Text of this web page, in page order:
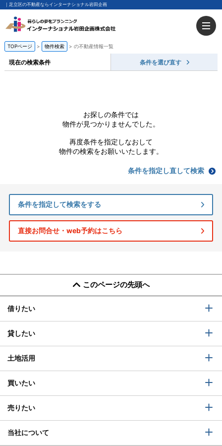
｜足立区の不動産ならインターナショナル岩田企画
TOPページ 物件検索 の不動産情報一覧
現在の検索条件 条件を選び直す
お探しの条件では
物件が見つかりませんでした。
再度条件を指定しなおして
物件の検索をお願いいたします。
条件を指定し直して検索
条件を指定して検索をする
直接お問合せ・web予約はこちら
このページの先頭へ
借りたい
貸したい
土地活用
買いたい
売りたい
当社について